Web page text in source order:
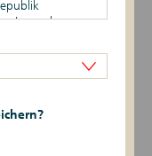
Luxemburg
nicht
gewöhnlicher
Daten
6 -> 1